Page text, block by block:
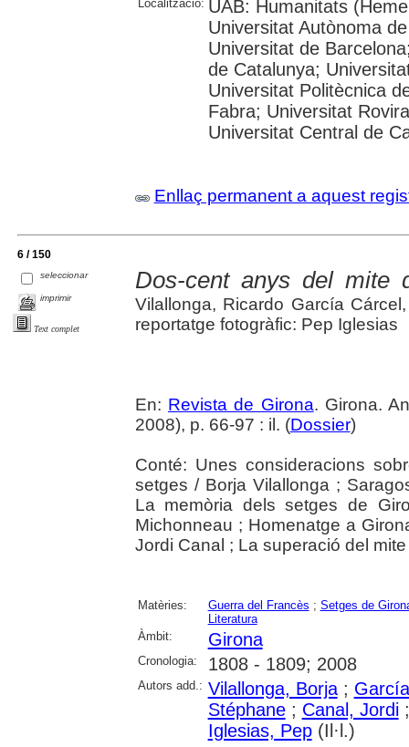
Localització: UAB: Humanitats
Universitat Autònoma
Universitat de
de Catalunya;
Universitat Politècnica
Fabra; Universitat
Universitat Central de
Enllaç permanent a aquest
6 / 150
seleccionar
imprimir
Text complet
Dos-cent anys del mite
Vilallonga, Ricardo García
reportatge fotogràfic: Pep Iglesias
En: Revista de Girona. Girona.
2008), p. 66-97 : il. (Dossier)
Conté: Unes consideracions
setges / Borja Vilallonga ;
La memòria dels setges de
Michonneau ; Homenatge a
Jordi Canal ; La superació del
Matèries: Guerra del Francès ; Setges de
Literatura
Àmbit:
Girona
Cronologia: 1808 - 1809; 2008
Autors add.: Vilallonga, Borja;
Stéphane; Canal, Jordi
Iglesias, Pep(Il·l.)